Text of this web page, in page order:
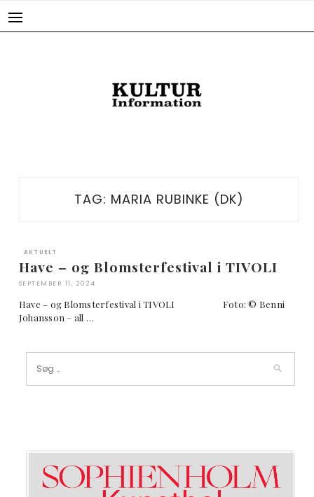
TAG: MARIA RUBINKE (DK)
AKTUELT
Have – og Blomsterfestival i TIVOLI
SEPTEMBER 11, 2024
Have – og Blomsterfestival i TIVOLI Foto: © Benni
Johansson – all …